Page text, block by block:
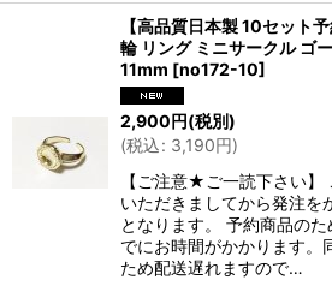
【高品質日本製 10セット
輪 リング ミニサークル ゴ
11mm [no172-10]
2,900円(税別)
(税込: 3,190円)
【ご注意★ご一読下さい】
いただきましてから発注を
となります。 予約商品の
でにお時間がかかります。
ため配送遅れますので…